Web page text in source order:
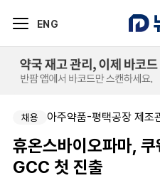
ENG
채용 아주약품-평택공장 제조
휴온스바이오파마,
GCC 첫 진출